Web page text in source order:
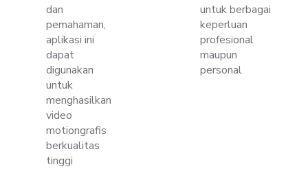
dan
pemahaman,
aplikasi ini
dapat
digunakan
untuk
menghasilkan
video
motiongrafis
berkualitas
tinggi
untuk berbagai
keperluan
profesional
maupun
personal